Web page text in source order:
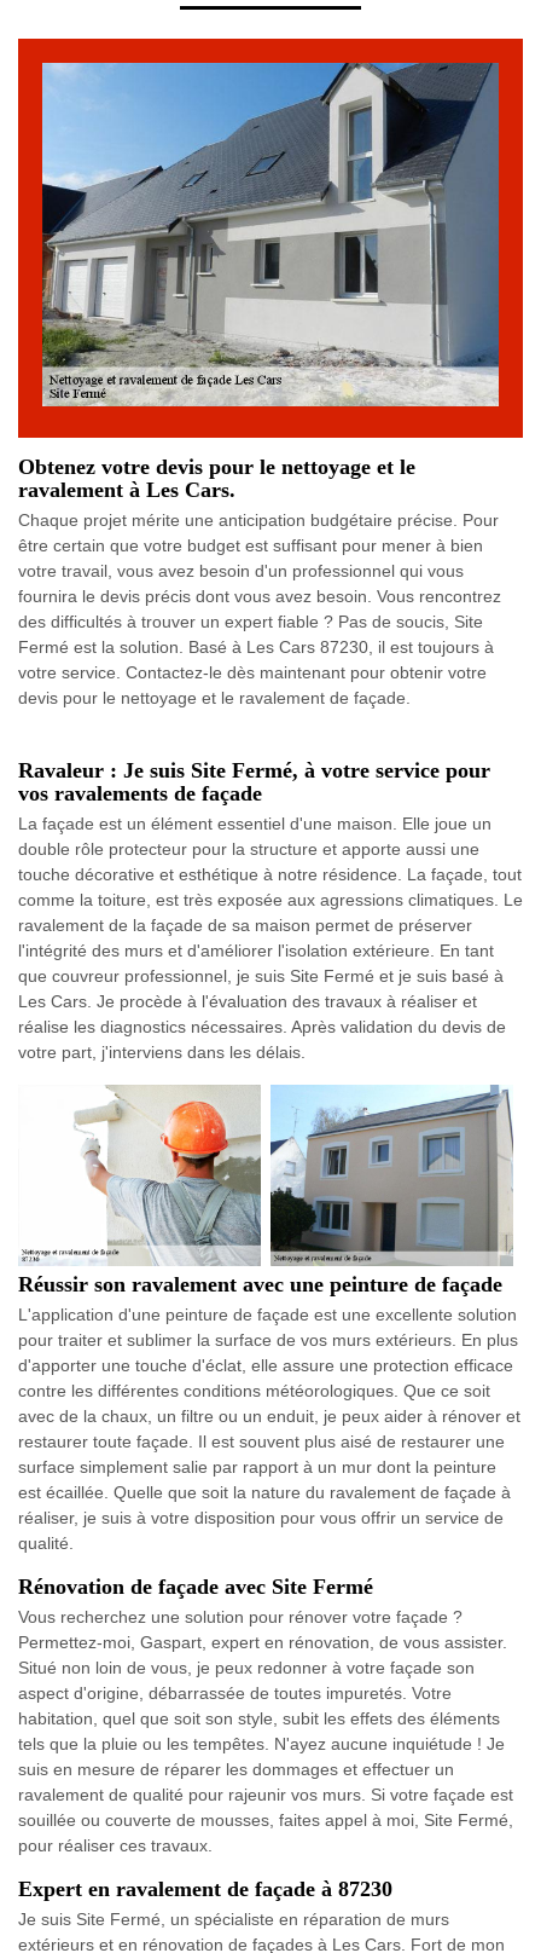
Obtenez votre devis pour le nettoyage et le
ravalement à Les Cars.
Chaque projet mérite une anticipation budgétaire précise. Pour
être certain que votre budget est suffisant pour mener à bien
votre travail, vous avez besoin d'un professionnel qui vous
fournira le devis précis dont vous avez besoin. Vous rencontrez
des difficultés à trouver un expert fiable ? Pas de soucis, Site
Fermé est la solution. Basé à Les Cars 87230, il est toujours à
votre service. Contactez-le dès maintenant pour obtenir votre
devis pour le nettoyage et le ravalement de façade.
Ravaleur : Je suis Site Fermé, à votre service pour
vos ravalements de façade
La façade est un élément essentiel d'une maison. Elle joue un
double rôle protecteur pour la structure et apporte aussi une
touche décorative et esthétique à notre résidence. La façade, tout
comme la toiture, est très exposée aux agressions climatiques. Le
ravalement de la façade de sa maison permet de préserver
l'intégrité des murs et d'améliorer l'isolation extérieure. En tant
que couvreur professionnel, je suis Site Fermé et je suis basé à
Les Cars. Je procède à l'évaluation des travaux à réaliser et
réalise les diagnostics nécessaires. Après validation du devis de
votre part, j'interviens dans les délais.
Réussir son ravalement avec une peinture de façade
L'application d'une peinture de façade est une excellente solution
pour traiter et sublimer la surface de vos murs extérieurs. En plus
d'apporter une touche d'éclat, elle assure une protection efficace
contre les différentes conditions météorologiques. Que ce soit
avec de la chaux, un filtre ou un enduit, je peux aider à rénover et
restaurer toute façade. Il est souvent plus aisé de restaurer une
surface simplement salie par rapport à un mur dont la peinture
est écaillée. Quelle que soit la nature du ravalement de façade à
réaliser, je suis à votre disposition pour vous offrir un service de
qualité.
Rénovation de façade avec Site Fermé
Vous recherchez une solution pour rénover votre façade ?
Permettez-moi, Gaspart, expert en rénovation, de vous assister.
Situé non loin de vous, je peux redonner à votre façade son
aspect d'origine, débarrassée de toutes impuretés. Votre
habitation, quel que soit son style, subit les effets des éléments
tels que la pluie ou les tempêtes. N'ayez aucune inquiétude ! Je
suis en mesure de réparer les dommages et effectuer un
ravalement de qualité pour rajeunir vos murs. Si votre façade est
souillée ou couverte de mousses, faites appel à moi, Site Fermé,
pour réaliser ces travaux.
Expert en ravalement de façade à 87230
Je suis Site Fermé, un spécialiste en réparation de murs
extérieurs et en rénovation de façades à Les Cars. Fort de mon